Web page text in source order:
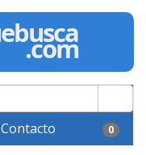
Contacto 0